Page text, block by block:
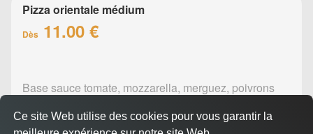
Pizza orientale médium
Dès 11.00 €
Base sauce tomate, mozzarella, merguez, poivrons
Ce site Web utilise des cookies pour vous garantir la